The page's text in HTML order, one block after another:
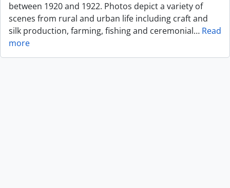
between 1920 and 1922. Photos depict a variety of
scenes from rural and urban life including craft and
silk production, farming, fishing and ceremonial… Read
more